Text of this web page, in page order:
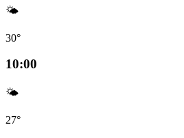
🌤️
30°
10:00
🌤️
27°